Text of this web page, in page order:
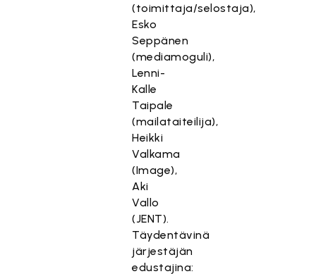
(toimittaja/selostaja),
Esko
Seppänen
(mediamoguli),
Lenni-
Kalle
Taipale
(mailataiteilija),
Heikki
Valkama
(Image),
Aki
Vallo
(JENT).
Täydentävinä
järjestäjän
edustajina: